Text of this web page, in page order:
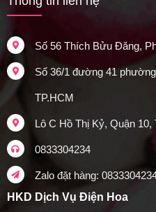
Số 56 Thích Bửu Đăng,
Số 36/1 đường 41
TP.HCM
Lô C Hồ Thị Kỷ, Quận 10,
0833304234
Zalo đặt hàng:
HKD Dịch Vụ Điện Hoa